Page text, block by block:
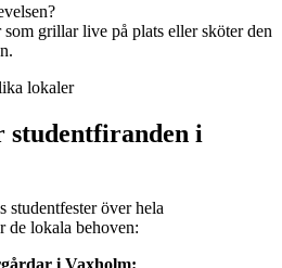
grillar live på plats eller sköter den
lokaler
studentfiranden i
studentfester över hela
de lokala behoven: